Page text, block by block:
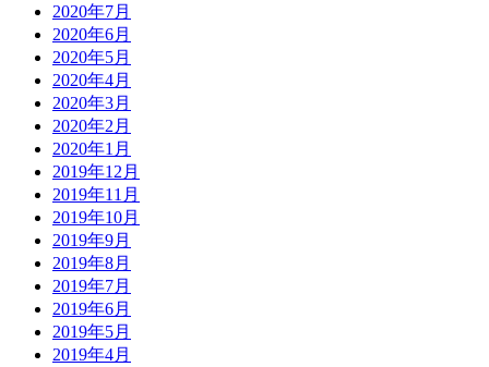
2020年7月
2020年6月
2020年5月
2020年4月
2020年3月
2020年2月
2020年1月
2019年12月
2019年11月
2019年10月
2019年9月
2019年8月
2019年7月
2019年6月
2019年5月
2019年4月